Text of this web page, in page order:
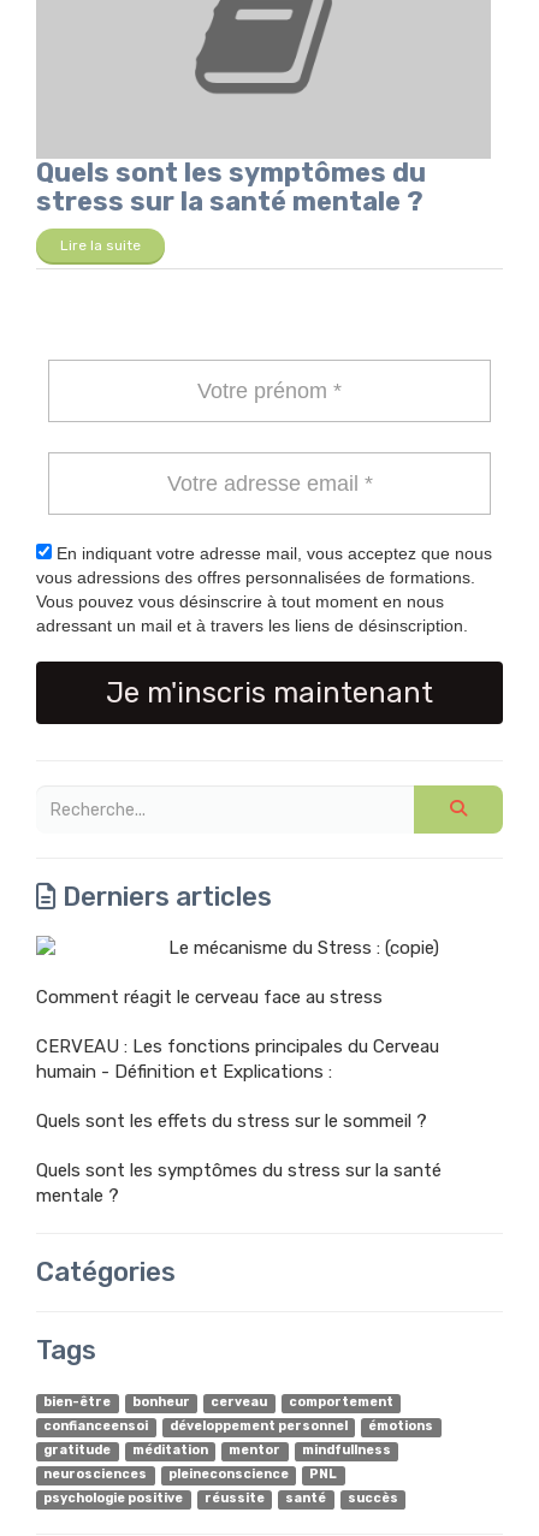
Quels sont les symptômes du
stress sur la santé mentale ?
Lire la suite
En indiquant votre adresse mail, vous acceptez que nous
vous adressions des offres personnalisées de formations.
Vous pouvez vous désinscrire à tout moment en nous
adressant un mail et à travers les liens de désinscription.
Je m'inscris maintenant
Derniers articles
Le mécanisme du Stress : (copie)
Comment réagit le cerveau face au stress
CERVEAU : Les fonctions principales du Cerveau
humain - Définition et Explications :
Quels sont les effets du stress sur le sommeil ?
Quels sont les symptômes du stress sur la santé
mentale ?
Catégories
Tags
bien-être bonheur cerveau
comportement
confianceensoi
développement personnel
émotions
gratitude
méditation mentor
mindfullness
neurosciences
pleineconscience
PNL
psychologie positive
réussite santé succès